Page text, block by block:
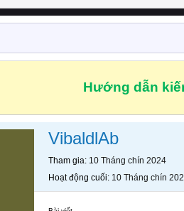
Hướng dẫn
VibaldlAb
Tham gia 10 Tháng chín 2024
Hoạt động cuối 10 Tháng chín